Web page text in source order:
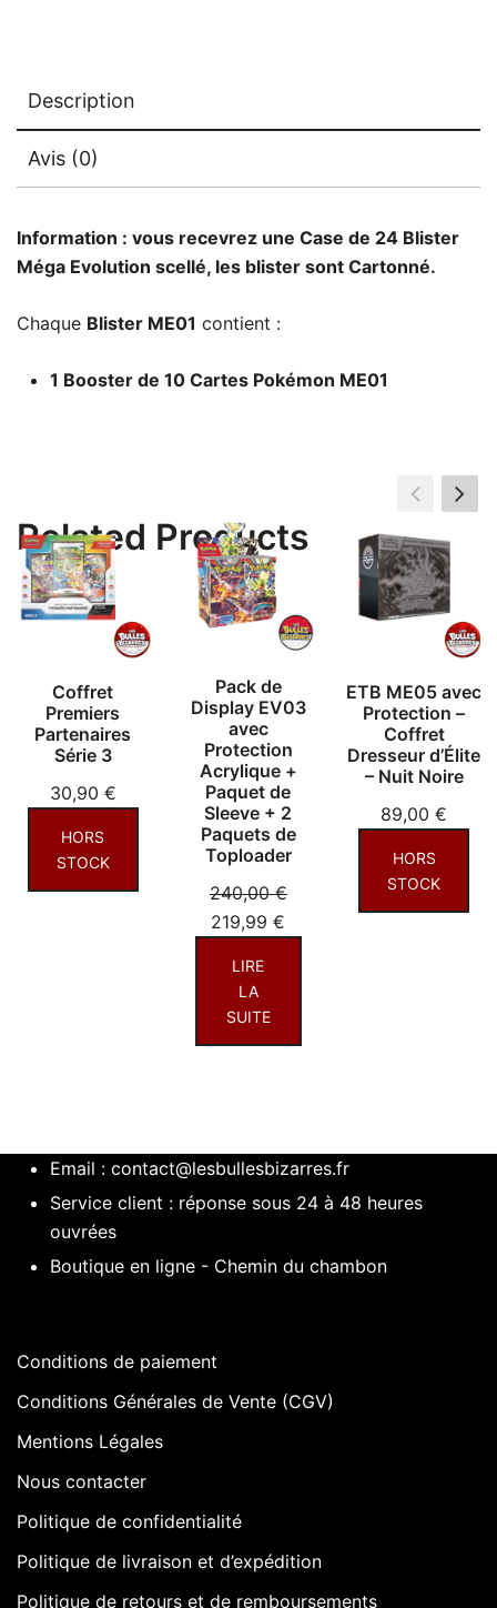
Description
Avis (0)
Information : vous recevrez une Case de 24 Blister
Méga Evolution scellé, les blister sont Cartonné.
Chaque Blister ME01 contient :
1 Booster de 10 Cartes Pokémon ME01
Related Products
Coffret
Premiers
Partenaires
Série 3
30,90 €
HORS
STOCK
Pack de
Display EV03
avec
Protection
Acrylique +
Paquet de
Sleeve + 2
Paquets de
Toploader
240,00€
Le
initial
était :
219,99€
LIRE
LA
SUITE
ETB ME05 avec
Protection –
Coffret
Dresseur d’Élite
– Nuit Noire
89,00€
HORS
STOCK
Email : contact@lesbullesbizarres.fr
Service client : réponse sous 24 à 48 heures
ouvrées
Boutique en ligne - Chemin du chambon
Conditions de paiement
Conditions Générales de Vente (CGV)
Mentions Légales
Nous contacter
Politique de confidentialité
Politique de livraison et d’expédition
Politique de retours et de remboursements